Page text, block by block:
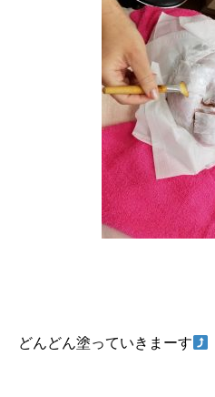
どんどん塗っていきまーす